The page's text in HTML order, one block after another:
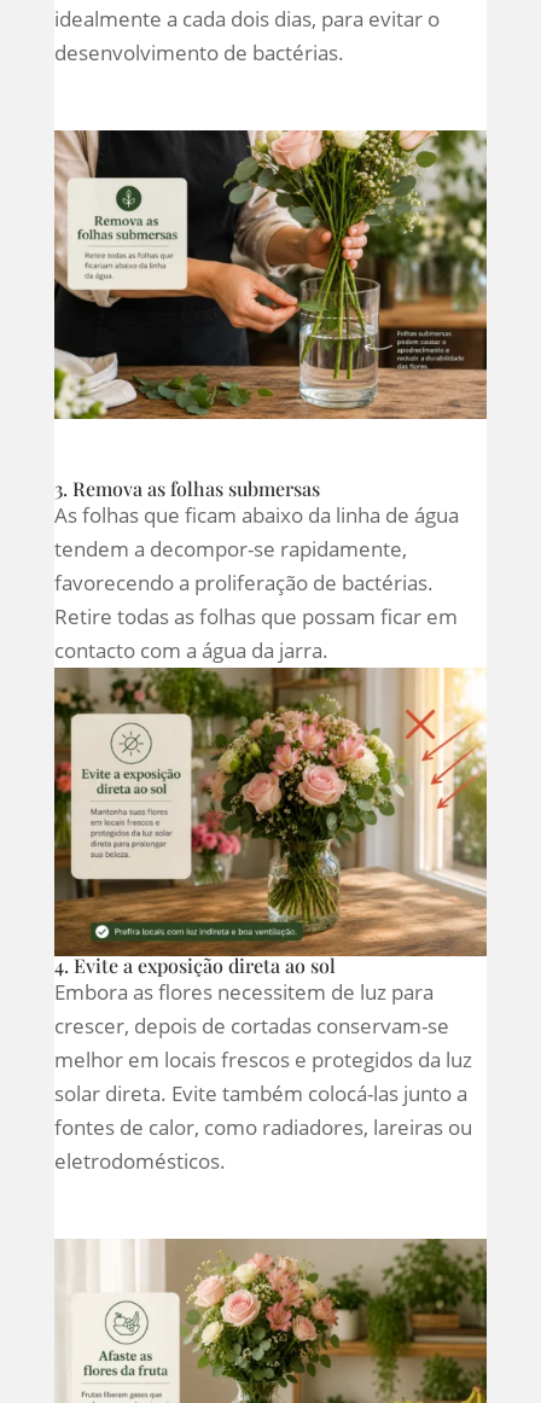
idealmente a cada dois dias, para evitar o
desenvolvimento de bactérias.
3. Remova as folhas submersas
As folhas que ficam abaixo da linha de água
tendem a decompor-se rapidamente,
favorecendo a proliferação de bactérias.
Retire todas as folhas que possam ficar em
contacto com a água da jarra.
4. Evite a exposição direta ao sol
Embora as flores necessitem de luz para
crescer, depois de cortadas conservam-se
melhor em locais frescos e protegidos da luz
solar direta. Evite também colocá-las junto a
fontes de calor, como radiadores, lareiras ou
eletrodomésticos.